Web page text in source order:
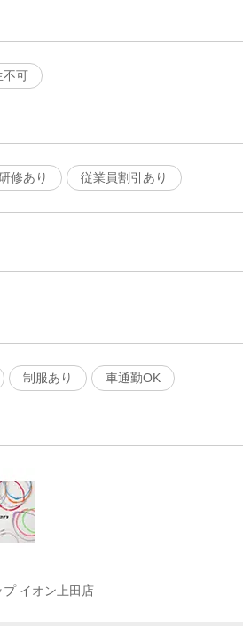
不可
修あり 従業員割引あり
制服あり 車通勤OK
イオン上田店